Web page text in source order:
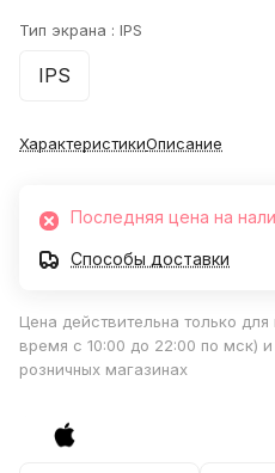
Тип экрана : IPS
IPS
ХарактеристикиОписание
Последняя цена на
Способы доставки
Цена действительна только
время с 10:00 до 22:00 по мск)
розничных магазинах